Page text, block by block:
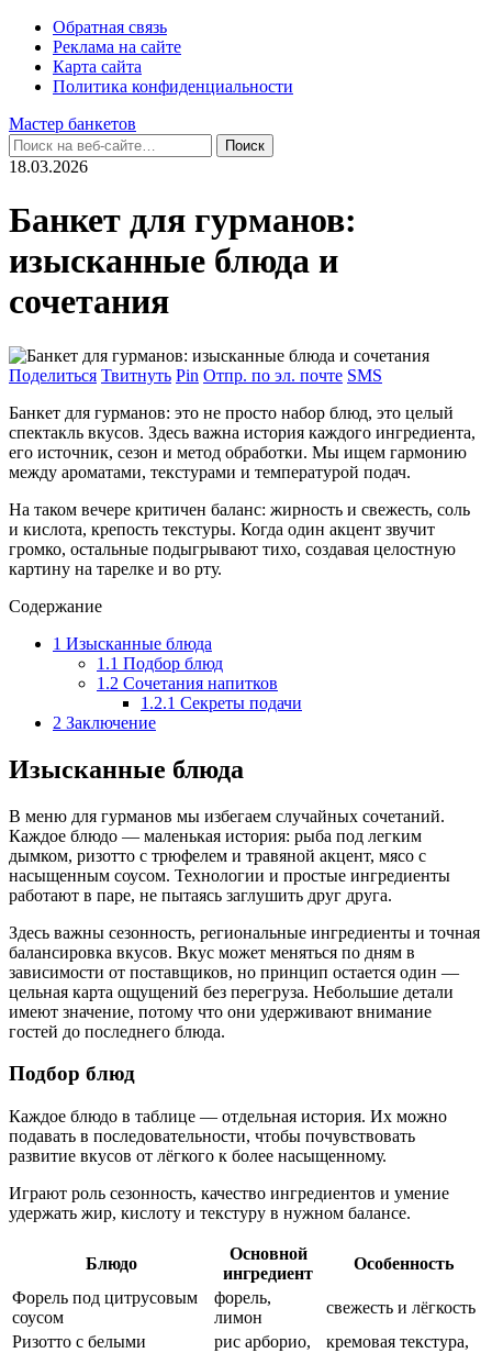
Обратная связь
Реклама на сайте
Карта сайта
Политика конфиденциальности
Мастер банкетов
18.03.2026
Банкет для гурманов:
изысканные блюда и
сочетания
Поделиться Твитнуть Pin Отпр. по эл. почте SMS
Банкет для гурманов: это не просто набор блюд, это целый
спектакль вкусов. Здесь важна история каждого ингредиента,
его источник, сезон и метод обработки. Мы ищем гармонию
между ароматами, текстурами и температурой подач.
На таком вечере критичен баланс: жирность и свежесть, соль
и кислота, крепость текстуры. Когда один акцент звучит
громко, остальные подыгрывают тихо, создавая целостную
картину на тарелке и во рту.
Содержание
1 Изысканные блюда
1.1 Подбор блюд
1.2 Сочетания напитков
1.2.1 Секреты подачи
2 Заключение
Изысканные блюда
В меню для гурманов мы избегаем случайных сочетаний.
Каждое блюдо — маленькая история: рыба под легким
дымком, ризотто с трюфелем и травяной акцент, мясо с
насыщенным соусом. Технологии и простые ингредиенты
работают в паре, не пытаясь заглушить друг друга.
Здесь важны сезонность, региональные ингредиенты и точная
балансировка вкусов. Вкус может меняться по дням в
зависимости от поставщиков, но принцип остается один —
цельная карта ощущений без перегруза. Небольшие детали
имеют значение, потому что они удерживают внимание
гостей до последнего блюда.
Подбор блюд
Каждое блюдо в таблице — отдельная история. Их можно
подавать в последовательности, чтобы почувствовать
развитие вкусов от лёгкого к более насыщенному.
Играют роль сезонность, качество ингредиентов и умение
удержать жир, кислоту и текстуру в нужном балансе.
Блюдо
Основной
ингредиент
Особенность
Форель под цитрусовым
соусом
форель,
лимон
свежесть и лёгкость
Ризотто с белыми
рис арборио,
кремовая текстура,